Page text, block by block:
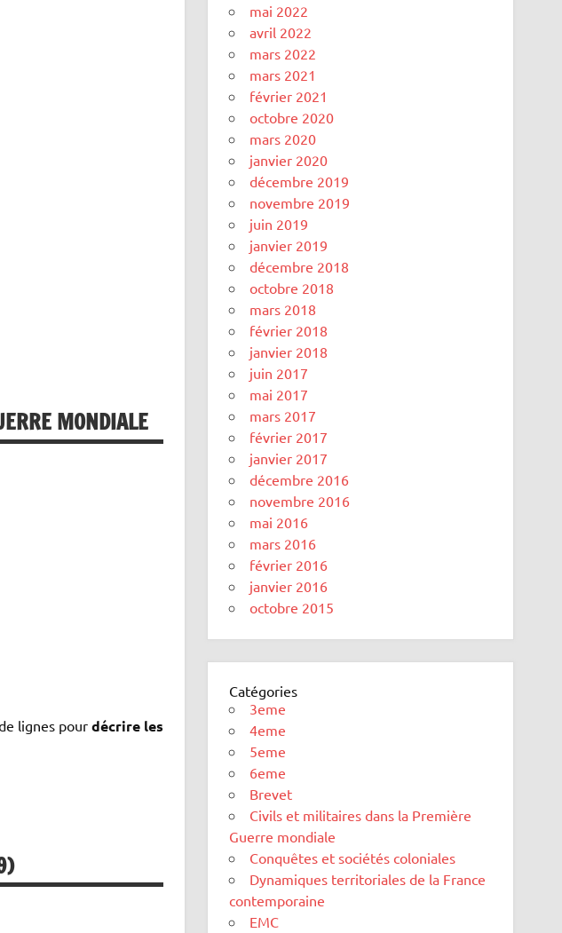
MONDIALE
lignes pour décrire les
mai 2022
avril 2022
mars 2022
mars 2021
février 2021
octobre 2020
mars 2020
janvier 2020
décembre 2019
novembre 2019
juin 2019
janvier 2019
décembre 2018
octobre 2018
mars 2018
février 2018
janvier 2018
juin 2017
mai 2017
mars 2017
février 2017
janvier 2017
décembre 2016
novembre 2016
mai 2016
mars 2016
février 2016
janvier 2016
octobre 2015
Catégories
3eme
4eme
5eme
6eme
Brevet
Civils et militaires dans la Première
Guerre mondiale
Conquêtes et sociétés coloniales
Dynamiques territoriales de la France
contemporaine
EMC